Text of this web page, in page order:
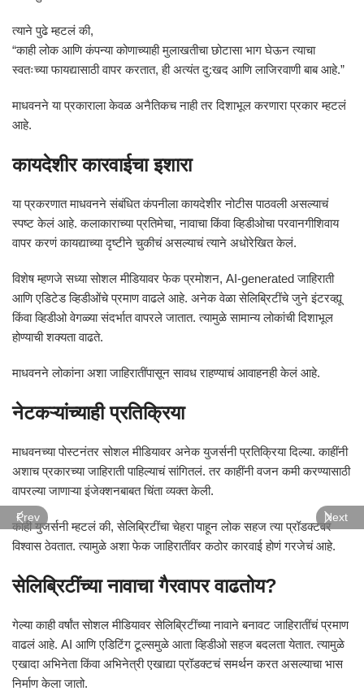
त्याने पुढे म्हटलं की,
“काही लोक आणि कंपन्या कोणाच्याही मुलाखतीचा छोटासा भाग घेऊन त्याचा
स्वतःच्या फायद्यासाठी वापर करतात, ही अत्यंत दु:खद आणि लाजिरवाणी बाब आहे.”
माधवनने या प्रकाराला केवळ अनैतिकच नाही तर दिशाभूल करणारा प्रकार म्हटलं
आहे.
कायदेशीर कारवाईचा इशारा
या प्रकरणात माधवनने संबंधित कंपनीला कायदेशीर नोटीस पाठवली असल्याचं
स्पष्ट केलं आहे. कलाकाराच्या प्रतिमेचा, नावाचा किंवा व्हिडीओचा परवानगीशिवाय
वापर करणं कायद्याच्या दृष्टीने चुकीचं असल्याचं त्याने अधोरेखित केलं.
विशेष म्हणजे सध्या सोशल मीडियावर फेक प्रमोशन, AI-generated जाहिराती
आणि एडिटेड व्हिडीओंचे प्रमाण वाढले आहे. अनेक वेळा सेलिब्रिटींचे जुने इंटरव्ह्यू
किंवा व्हिडीओ वेगळ्या संदर्भात वापरले जातात. त्यामुळे सामान्य लोकांची दिशाभूल
होण्याची शक्यता वाढते.
माधवनने लोकांना अशा जाहिरातींपासून सावध राहण्याचं आवाहनही केलं आहे.
नेटकऱ्यांच्याही प्रतिक्रिया
माधवनच्या पोस्टनंतर सोशल मीडियावर अनेक युजर्सनी प्रतिक्रिया दिल्या. काहींनी
अशाच प्रकारच्या जाहिराती पाहिल्याचं सांगितलं. तर काहींनी वजन कमी करण्यासाठी
वापरल्या जाणाऱ्या इंजेक्शनबाबत चिंता व्यक्त केली.
काही युजर्सनी म्हटलं की, सेलिब्रिटींचा चेहरा पाहून लोक सहज त्या प्रॉडक्टवर
विश्वास ठेवतात. त्यामुळे अशा फेक जाहिरातींवर कठोर कारवाई होणं गरजेचं आहे.
सेलिब्रिटींच्या नावाचा गैरवापर वाढतोय?
गेल्या काही वर्षांत सोशल मीडियावर सेलिब्रिटींच्या नावाने बनावट जाहिरातींचं प्रमाण
वाढलं आहे. AI आणि एडिटिंग टूल्समुळे आता व्हिडीओ सहज बदलता येतात. त्यामुळे
एखादा अभिनेता किंवा अभिनेत्री एखाद्या प्रॉडक्टचं समर्थन करत असल्याचा भास
निर्माण केला जातो.
Prev Next